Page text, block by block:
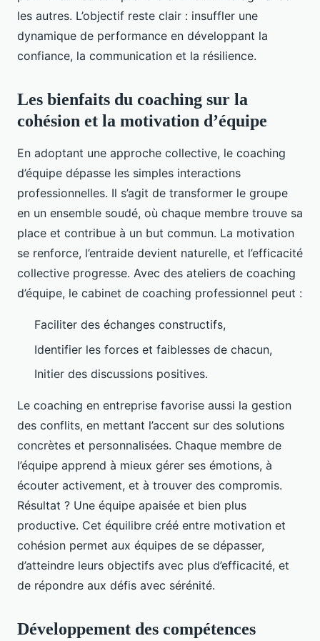
les autres. L’objectif reste clair : insuffler une
dynamique de performance en développant la
confiance, la communication et la résilience.
Les bienfaits du coaching sur la
cohésion et la motivation d’équipe
En adoptant une approche collective, le coaching
d’équipe dépasse les simples interactions
professionnelles. Il s’agit de transformer le groupe
en un ensemble soudé, où chaque membre trouve sa
place et contribue à un but commun. La motivation
se renforce, l’entraide devient naturelle, et l’efficacité
collective progresse. Avec des ateliers de coaching
d’équipe, le cabinet de coaching professionnel peut :
Faciliter des échanges constructifs,
Identifier les forces et faiblesses de chacun,
Initier des discussions positives.
Le coaching en entreprise favorise aussi la gestion
des conflits, en mettant l’accent sur des solutions
concrètes et personnalisées. Chaque membre de
l’équipe apprend à mieux gérer ses émotions, à
écouter activement, et à trouver des compromis.
Résultat ? Une équipe apaisée et bien plus
productive. Cet équilibre créé entre motivation et
cohésion permet aux équipes de se dépasser,
d’atteindre leurs objectifs avec plus d’efficacité, et
de répondre aux défis avec sérénité.
Développement des compétences